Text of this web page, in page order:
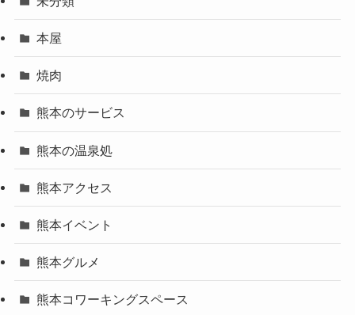
本屋
焼肉
熊本のサービス
熊本の温泉処
熊本アクセス
熊本イベント
熊本グルメ
熊本コワーキングスペース